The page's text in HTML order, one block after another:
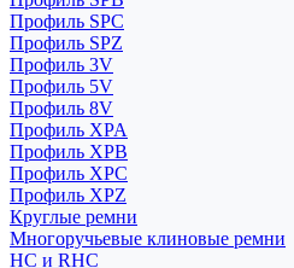
Профиль SPC
Профиль SPZ
Профиль 3V
Профиль 5V
Профиль 8V
Профиль XPA
Профиль XPB
Профиль XPC
Профиль XPZ
Круглые ремни
Многоручьевые клиновые ремни
HC и RHC